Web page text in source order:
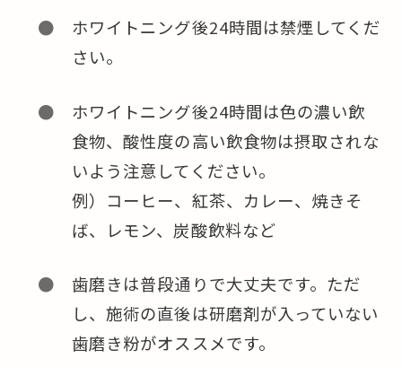
ホワイトニング後24時間は禁煙してくだ
さい。
ホワイトニング後24時間は色の濃い飲
食物、酸性度の高い飲食物は摂取されな
いよう注意してください。
例）コーヒー、紅茶、カレー、焼きそ
ば、レモン、炭酸飲料など
歯磨きは普段通りで大丈夫です。ただ
し、施術の直後は研磨剤が入っていない
歯磨き粉がオススメです。